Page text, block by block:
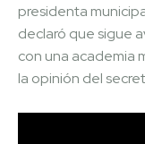
presidenta
declaró que sigue
con una academia
la opinión del